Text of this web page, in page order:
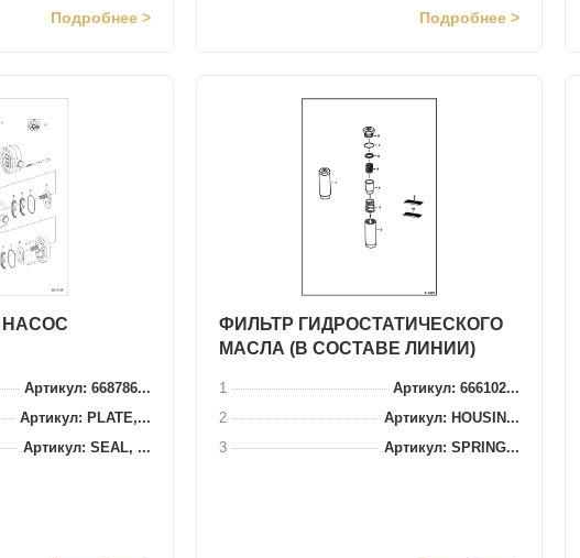
Подробнее > Подробнее >
Артикул: 668786...
Артикул: PLATE,...
Артикул: SEAL, ...
ФИЛЬТР ГИДРОСТАТИЧЕСКОГО
МАСЛА (В СОСТАВЕ ЛИНИИ)
1
Артикул: 666102...
2
Артикул: HOUSIN...
3
Артикул: SPRING...